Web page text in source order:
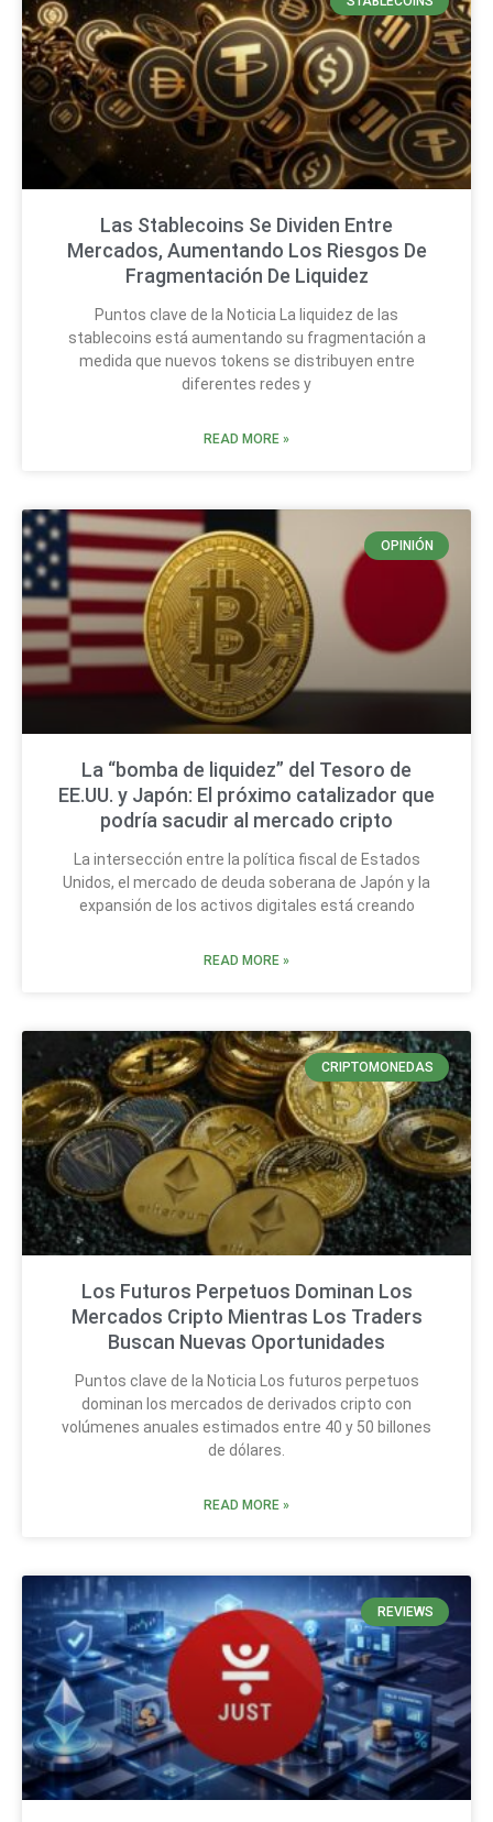
Las Stablecoins Se Dividen Entre
Mercados, Aumentando Los Riesgos De
Fragmentación De Liquidez
Puntos clave de la Noticia La liquidez de las
stablecoins está aumentando su fragmentación a
medida que nuevos tokens se distribuyen entre
diferentes redes y
READ MORE »
OPINIÓN
La “bomba de liquidez” del Tesoro de
EE.UU. y Japón: El próximo catalizador que
podría sacudir al mercado cripto
La intersección entre la política fiscal de Estados
Unidos, el mercado de deuda soberana de Japón y la
expansión de los activos digitales está creando
READ MORE »
CRIPTOMONEDAS
Los Futuros Perpetuos Dominan Los
Mercados Cripto Mientras Los Traders
Buscan Nuevas Oportunidades
Puntos clave de la Noticia Los futuros perpetuos
dominan los mercados de derivados cripto con
volúmenes anuales estimados entre 40 y 50 billones
de dólares.
READ MORE »
REVIEWS